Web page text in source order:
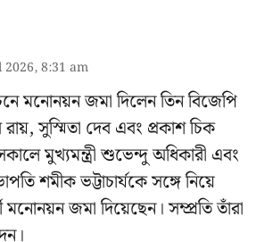
2026, 8:31 am
মনোনয়ন জমা দিলেন তিন বিজেপি
রায়, সুস্মিতা দেব এবং প্রকাশ চিক
মুখ্যমন্ত্রী শুভেন্দু অধিকারী এবং
শমীক ভট্টাচার্যকে সঙ্গে নিয়ে
মনোনয়ন জমা দিয়েছেন। সম্প্রতি তাঁরা